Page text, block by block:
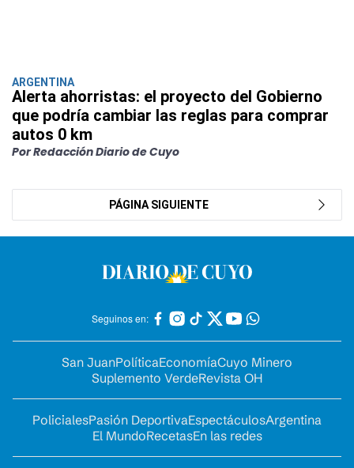
ARGENTINA
Alerta ahorristas: el proyecto del Gobierno
que podría cambiar las reglas para comprar
autos 0 km
Por Redacción Diario de Cuyo
PÁGINA SIGUIENTE
Seguinos en:
San JuanPolíticaEconomíaCuyo Minero
Suplemento VerdeRevista OH
PolicialesPasión DeportivaEspectáculosArgentina
El MundoRecetasEn las redes